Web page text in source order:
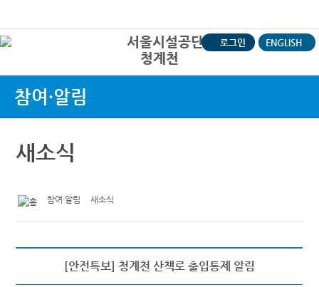
청계천
로그인 ENGLISH
참여·알림
새소식
참여·알림 새소식
[안전특보] 청계천 산책로 출입통제 알림